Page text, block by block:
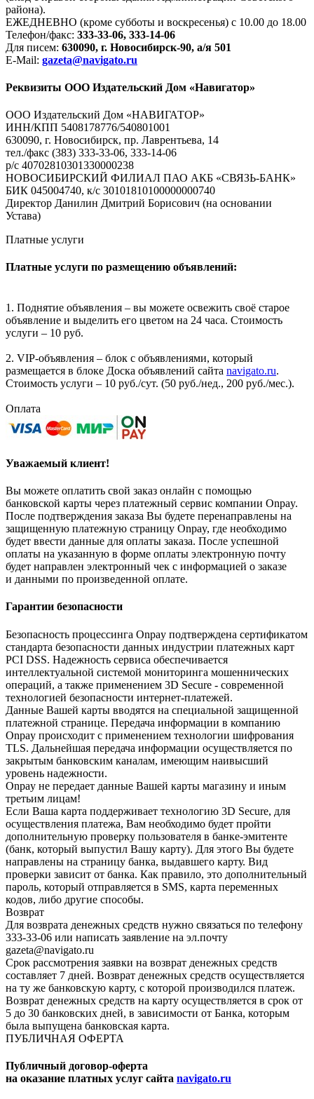
района).
ЕЖЕДНЕВНО (кроме субботы и воскресенья) с 10.00 до 18.00
Телефон/факс: 333-33-06, 333-14-06
Для писем: 630090, г. Новосибирск-90, а/я 501
E-Mail: gazeta@navigato.ru
Реквизиты ООО Издательский Дом «Навигатор»
ООО Издательский Дом «НАВИГАТОР»
ИНН/КПП 5408178776/540801001
630090, г. Новосибирск, пр. Лаврентьева, 14
тел./факс (383) 333-33-06, 333-14-06
р/с 40702810301330000238
НОВОСИБИРСКИЙ ФИЛИАЛ ПАО АКБ «СВЯЗЬ-БАНК»
БИК 045004740, к/с 30101810100000000740
Директор Данилин Дмитрий Борисович (на основании
Устава)
Платные услуги
Платные услуги по размещению объявлений:
1. Поднятие объявления – вы можете освежить своё старое
объявление и выделить его цветом на 24 часа. Стоимость
услуги – 10 руб.
2. VIP-объявления – блок с объявлениями, который
размещается в блоке Доска объявлений сайта navigato.ru.
Стоимость услуги – 10 руб./сут. (50 руб./нед., 200 руб./мес.).
Оплата
Уважаемый клиент!
Вы можете оплатить свой заказ онлайн с помощью
банковской карты через платежный сервис компании Onpay.
После подтверждения заказа Вы будете перенаправлены на
защищенную платежную страницу Onpay, где необходимо
будет ввести данные для оплаты заказа. После успешной
оплаты на указанную в форме оплаты электронную почту
будет направлен электронный чек с информацией о заказе
и данными по произведенной оплате.
Гарантии безопасности
Безопасность процессинга Onpay подтверждена сертификатом
стандарта безопасности данных индустрии платежных карт
PCI DSS. Надежность сервиса обеспечивается
интеллектуальной системой мониторинга мошеннических
операций, а также применением 3D Secure - современной
технологией безопасности интернет-платежей.
Данные Вашей карты вводятся на специальной защищенной
платежной странице. Передача информации в компанию
Onpay происходит с применением технологии шифрования
TLS. Дальнейшая передача информации осуществляется по
закрытым банковским каналам, имеющим наивысший
уровень надежности.
Onpay не передает данные Вашей карты магазину и иным
третьим лицам!
Если Ваша карта поддерживает технологию 3D Secure, для
осуществления платежа, Вам необходимо будет пройти
дополнительную проверку пользователя в банке-эмитенте
(банк, который выпустил Вашу карту). Для этого Вы будете
направлены на страницу банка, выдавшего карту. Вид
проверки зависит от банка. Как правило, это дополнительный
пароль, который отправляется в SMS, карта переменных
кодов, либо другие способы.
Возврат
Для возврата денежных средств нужно связаться по телефону
333-33-06 или написать заявление на эл.почту
gazeta@navigato.ru
Срок рассмотрения заявки на возврат денежных средств
составляет 7 дней. Возврат денежных средств осуществляется
на ту же банковскую карту, с которой производился платеж.
Возврат денежных средств на карту осуществляется в срок от
5 до 30 банковских дней, в зависимости от Банка, которым
была выпущена банковская карта.
ПУБЛИЧНАЯ ОФЕРТА
Публичный договор-оферта
на оказание платных услуг сайта navigato.ru